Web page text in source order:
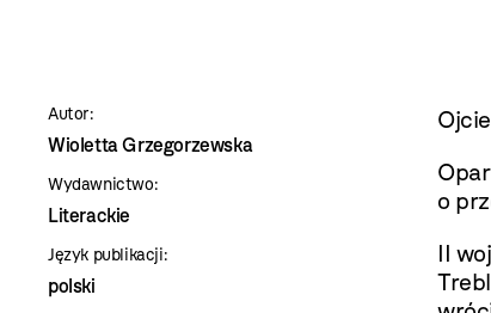
szablon
szczegóły
Autor:
Wioletta Grzegorzewska
Wydawnictwo:
Literackie
Język publikacji:
polski
o
II